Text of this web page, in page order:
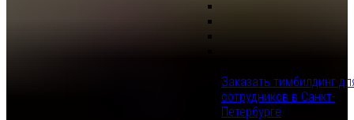
Заказать тимбилдинг
сотрудников в Санкт-
Петербурге